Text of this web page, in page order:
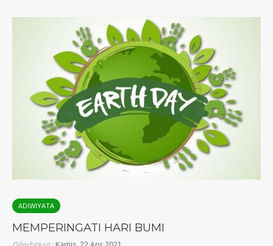
ADIWIYATA
MEMPERINGATI HARI BUMI